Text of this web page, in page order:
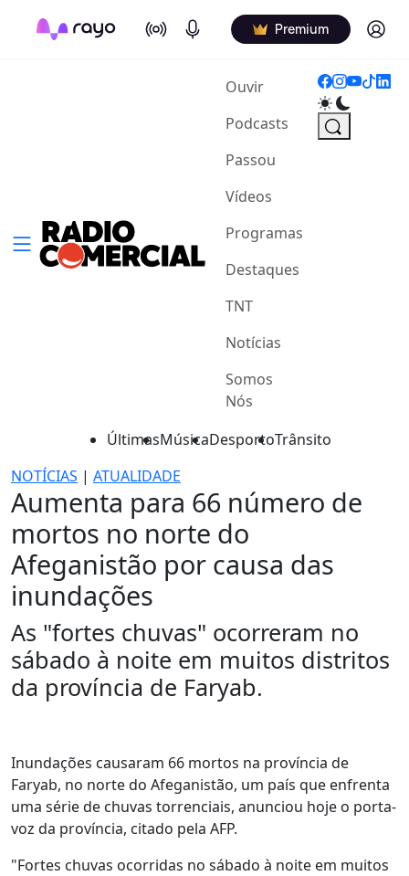
On Air Podcasts Premium Log in
Ouvir(current)
Podcasts
Passou
Vídeos
Programas
Destaques
TNT
Notícias
Somos
Nós
ÚltimasMúsicaDesportoTrânsito
NOTÍCIAS | ATUALIDADE
Aumenta para 66 número de
mortos no norte do
Afeganistão por causa das
inundações
As "fortes chuvas" ocorreram no
sábado à noite em muitos distritos
da província de Faryab.
Inundações causaram 66 mortos na província de
Faryab, no norte do Afeganistão, um país que enfrenta
uma série de chuvas torrenciais, anunciou hoje o porta-
voz da província, citado pela AFP.
"Fortes chuvas ocorridas no sábado à noite em muitos